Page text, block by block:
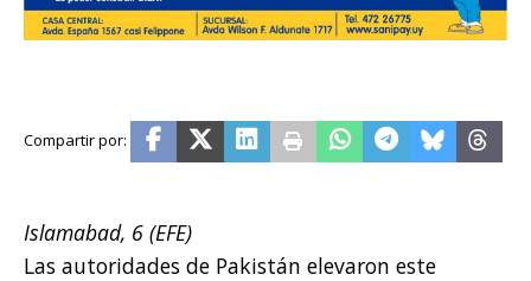
Islamabad, 6 (EFE)
Las autoridades de Pakistán elevaron este